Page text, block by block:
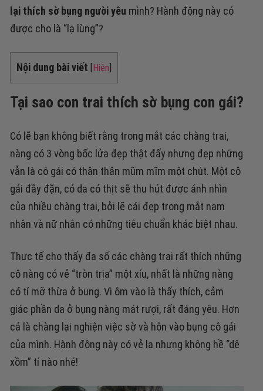
lại thích sờ bụng người yêu mình? Hành động này có
được cho là “lạ lùng”?
Nội dung bài viết Hiện
Tại sao con trai thích sờ bụng con gái?
Có lẽ bạn không biết rằng trong mắt các chàng trai,
nàng có 3 vòng bốc lửa đẹp thật đấy nhưng đẹp những
vẫn là cô gái có thân thân mũm mĩm một chút. Một cô
gái đầy đặn, có da có thịt sẽ thu hút được ánh nhìn
của nhiều chàng trai, bởi lẽ cái đẹp trong mắt nam
nhân và nữ nhân có những tiêu chuẩn khác biệt nhau.
Thực tế cho thấy đa số các chàng trai rất thích những
cô nàng có vẻ “tròn trịa” một xíu, nhất là những nàng
có tí mỡ thừa ở bung. Vì ôm vào là thấy thích, cảm
giác phần da ở bụng nàng mát rượi, rất đáng yêu. Hơn
cả là chàng lại nghiện việc sờ và hôn vào bụng cô gái
của mình. Hành động này có vẻ lạ nhưng không hề “dê
xồm” tí nào nhé!